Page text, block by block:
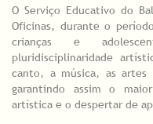
O Serviço Educativo do
Oficinas, durante o
crianças e
pluridisciplinaridade
canto, a música, as
garantindo assim o
artística e o despertar de